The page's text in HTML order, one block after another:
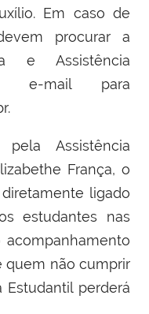
Em caso de
procurar a
e Assistência
e-mail para
Assistência
França, o
ligado
estudantes nas
quem não cumprir
Estudantil perderá